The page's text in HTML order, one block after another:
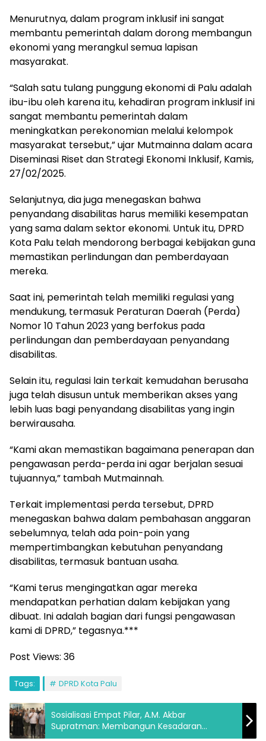
Menurutnya, dalam program inklusif ini sangat
membantu pemerintah dalam dorong membangun
ekonomi yang merangkul semua lapisan
masyarakat.
“Salah satu tulang punggung ekonomi di Palu adalah
ibu-ibu oleh karena itu, kehadiran program inklusif ini
sangat membantu pemerintah dalam
meningkatkan perekonomian melalui kelompok
masyarakat tersebut,” ujar Mutmainna dalam acara
Diseminasi Riset dan Strategi Ekonomi Inklusif, Kamis,
27/02/2025.
Selanjutnya, dia juga menegaskan bahwa
penyandang disabilitas harus memiliki kesempatan
yang sama dalam sektor ekonomi. Untuk itu, DPRD
Kota Palu telah mendorong berbagai kebijakan guna
memastikan perlindungan dan pemberdayaan
mereka.
Saat ini, pemerintah telah memiliki regulasi yang
mendukung, termasuk Peraturan Daerah (Perda)
Nomor 10 Tahun 2023 yang berfokus pada
perlindungan dan pemberdayaan penyandang
disabilitas.
Selain itu, regulasi lain terkait kemudahan berusaha
juga telah disusun untuk memberikan akses yang
lebih luas bagi penyandang disabilitas yang ingin
berwirausaha.
“Kami akan memastikan bagaimana penerapan dan
pengawasan perda-perda ini agar berjalan sesuai
tujuannya,” tambah Mutmainnah.
Terkait implementasi perda tersebut, DPRD
menegaskan bahwa dalam pembahasan anggaran
sebelumnya, telah ada poin-poin yang
mempertimbangkan kebutuhan penyandang
disabilitas, termasuk bantuan usaha.
“Kami terus mengingatkan agar mereka
mendapatkan perhatian dalam kebijakan yang
dibuat. Ini adalah bagian dari fungsi pengawasan
kami di DPRD,” tegasnya.***
Post Views: 36
Tags: DPRD Kota Palu
Sosialisasi Empat Pilar, A.M. Akbar
Supratman: Membangun Kesadaran
Pancasila, Memperkuat Persatuan Bangsa